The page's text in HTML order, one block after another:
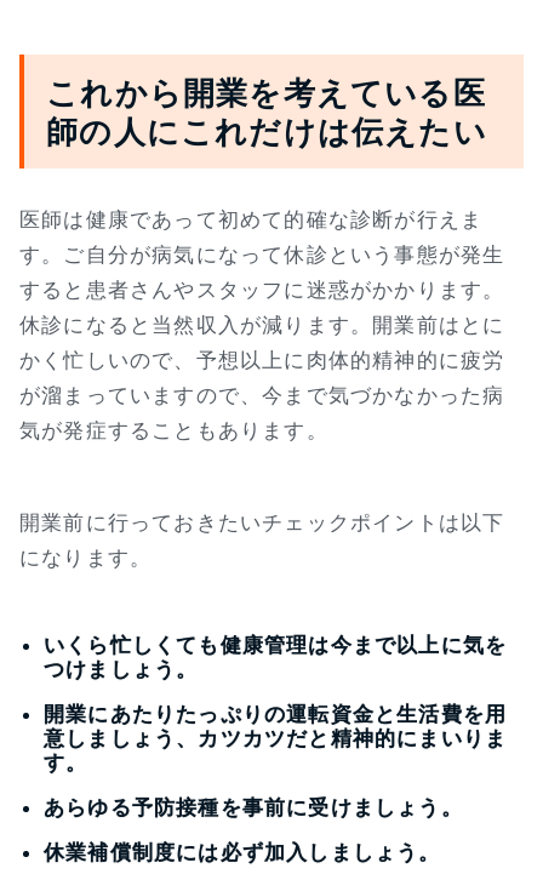
これから開業を考えている医
師の人にこれだけは伝えたい
医師は健康であって初めて的確な診断が行えま
す。ご自分が病気になって休診という事態が発生
すると患者さんやスタッフに迷惑がかかります。
休診になると当然収入が減ります。開業前はとに
かく忙しいので、予想以上に肉体的精神的に疲労
が溜まっていますので、今まで気づかなかった病
気が発症することもあります。
開業前に行っておきたいチェックポイントは以下
になります。
いくら忙しくても健康管理は今まで以上に気を
つけましょう。
開業にあたりたっぷりの運転資金と生活費を用
意しましょう、カツカツだと精神的にまいりま
す。
あらゆる予防接種を事前に受けましょう。
休業補償制度には必ず加入しましょう。